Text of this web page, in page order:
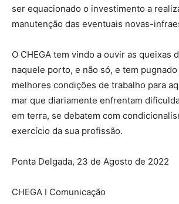
ser equacionado o investimento a
manutenção das eventuais novas-
O CHEGA tem vindo a ouvir as queixas
naquele porto, e não só, e tem
melhores condições de trabalho para
mar que diariamente enfrentam
em terra, se debatem com
exercício da sua profissão.
Ponta Delgada, 23 de Agosto de 2022
CHEGA I Comunicação